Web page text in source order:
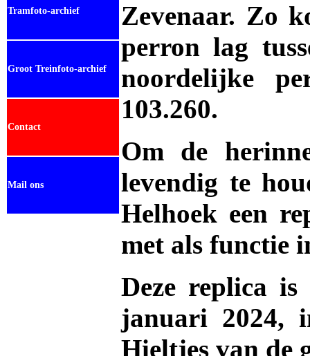
Zevenaar. Zo
perron lag
noordelijke
103.260.
Om de
levendig te
Helhoek een
met als functie
Deze replica
januari 2024,
Hieltjes van de
Tramfoto-archief
Groot Treinfoto-archief
Contact
Mail ons